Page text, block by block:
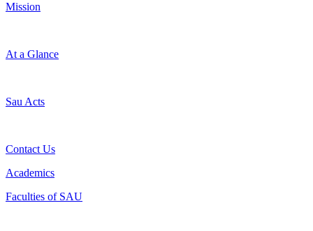
Mission
At a Glance
Sau Acts
Contact Us
Academics
Faculties of SAU